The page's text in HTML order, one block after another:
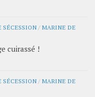
SÉCESSION/ MARINE DE
cuirassé !
SÉCESSION/ MARINE DE